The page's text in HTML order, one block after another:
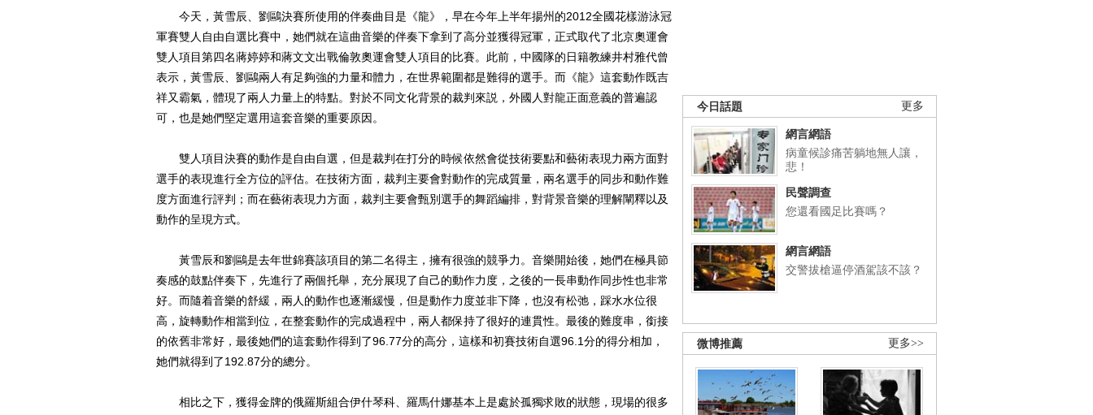
更多
今日話題
網言網語
病童候診痛苦躺地無人讓，
悲！
民聲調查
您還看國足比賽嗎？
網言網語
交警拔槍逼停酒駕該不該？
更多>>
微博推薦
今天，黃雪辰、劉鷗決賽所使用的伴奏曲目是《龍》，早在今年上半年揚州的2012全國花樣游泳冠
軍賽雙人自由自選比賽中，她們就在這曲音樂的伴奏下拿到了高分並獲得冠軍，正式取代了北京奧運會
雙人項目第四名蔣婷婷和蔣文文出戰倫敦奧運會雙人項目的比賽。此前，中國隊的日籍教練井村雅代曾
表示，黃雪辰、劉鷗兩人有足夠強的力量和體力，在世界範圍都是難得的選手。而《龍》這套動作既吉
祥又霸氣，體現了兩人力量上的特點。對於不同文化背景的裁判來説，外國人對龍正面意義的普遍認
可，也是她們堅定選用這套音樂的重要原因。
雙人項目決賽的動作是自由自選，但是裁判在打分的時候依然會從技術要點和藝術表現力兩方面對
選手的表現進行全方位的評估。在技術方面，裁判主要會對動作的完成質量，兩名選手的同步和動作難
度方面進行評判；而在藝術表現力方面，裁判主要會甄別選手的舞蹈編排，對背景音樂的理解闡釋以及
動作的呈現方式。
黃雪辰和劉鷗是去年世錦賽該項目的第二名得主，擁有很強的競爭力。音樂開始後，她們在極具節
奏感的鼓點伴奏下，先進行了兩個托舉，充分展現了自己的動作力度，之後的一長串動作同步性也非常
好。而隨着音樂的舒緩，兩人的動作也逐漸緩慢，但是動作力度並非下降，也沒有松弛，踩水水位很
高，旋轉動作相當到位，在整套動作的完成過程中，兩人都保持了很好的連貫性。最後的難度串，銜接
的依舊非常好，最後她們的這套動作得到了96.77分的高分，這樣和初賽技術自選96.1分的得分相加，
她們就得到了192.87分的總分。
相比之下，獲得金牌的俄羅斯組合伊什琴科、羅馬什娜基本上是處於孤獨求敗的狀態，現場的很多